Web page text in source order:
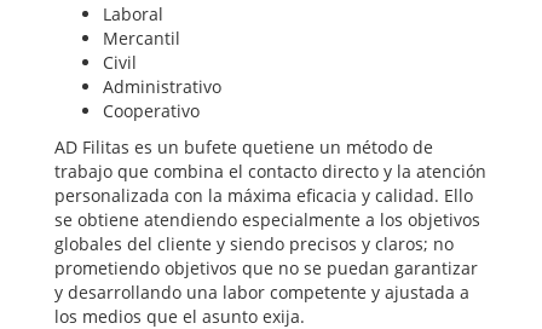
Laboral
Mercantil
Civil
Administrativo
Cooperativo
AD Filitas es un bufete quetiene un método de
trabajo que combina el contacto directo y la atención
personalizada con la máxima eficacia y calidad. Ello
se obtiene atendiendo especialmente a los objetivos
globales del cliente y siendo precisos y claros; no
prometiendo objetivos que no se puedan garantizar
y desarrollando una labor competente y ajustada a
los medios que el asunto exija.